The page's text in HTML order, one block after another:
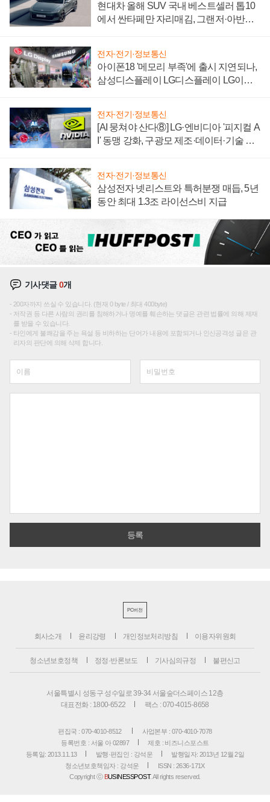
현대차 올해 SUV 국내 베스트셀러 톱10
에서 싼타페만 자리매김, 그랜저·아반떼
전자·전기·정보통신
아이폰18 '메모리 부족'에 출시 지연되나,
삼성디스플레이 LG디스플레이 LG이노
전자·전기·정보통신
[AI 뭉쳐야 산다⑧] LG·엔비디아 '피지컬 A
I' 동맹 강화, 구광모 제조·데이터·기술 결
전자·전기·정보통신
삼성전자 넷리스트와 특허분쟁 매듭, 5년
동안 최대 1.3조 라이선스비 지급
기사댓글0개
200자까지 쓰실 수 있습니다. (현재 0 byte / 최대 400byte)
저작권 등 다른 사람의 권리를 침해하거나 명예를 훼손하는 댓글은 관련 법률에 의해 제재
를 받을 수 있습니다.
타인에게 불쾌감을 주는 욕설 등 비하하는 단어가 내용에 포함되거나 인신공격성 글은 관
리자의 판단에 의해 삭제 합니다.
PC버전
회사소개 윤리강령 개인정보처리방침 이용자위원회
청소년보호정책 정정·반론보도 기사심의규정 불편신고
서울특별시 성동구 성수일로 39-34 서울숲더스페이스 12층
대표전화 : 1800-6522
팩스 : 070-4015-8658
편집국 : 070-4010-8512
사업본부 : 070-4010-7078
등록번호 : 서울 아 02897
제호 : 비즈니스포스트
등록일: 2013.11.13
발행·편집인 : 강석운
발행일자: 2013년 12월 2일
청소년보호책임자 : 강석운
ISSN : 2636-171X
Copyright ⓒ BUSINESSPOST. All rights reserved.